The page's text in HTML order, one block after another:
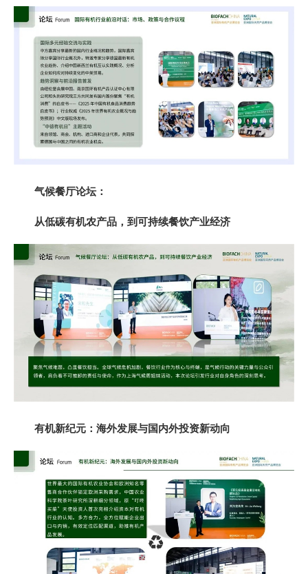
气候餐厅论坛：
从低碳有机农产品，到可持续餐饮产业经济
有机新纪元： 海外发展与国内外投资新动向